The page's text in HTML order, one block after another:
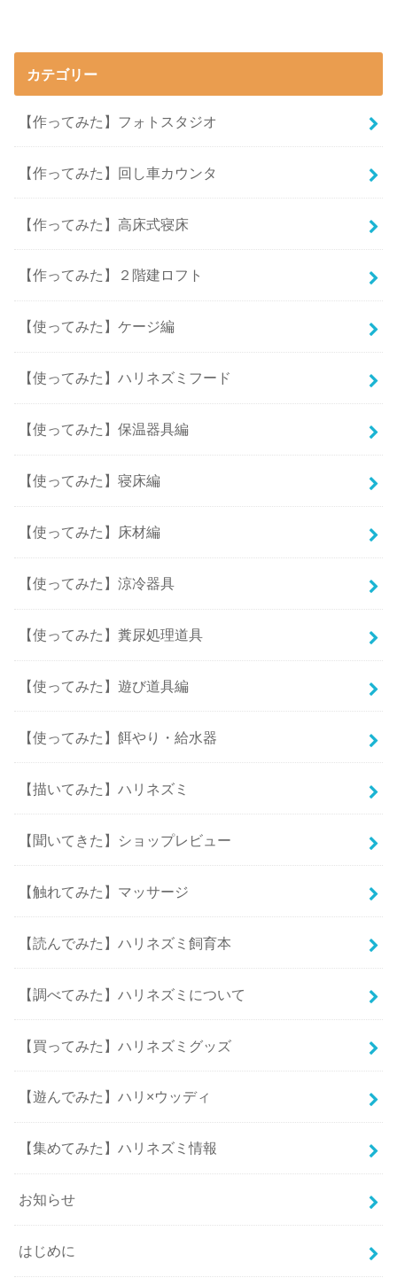
カテゴリー
【作ってみた】フォトスタジオ
【作ってみた】回し車カウンタ
【作ってみた】高床式寝床
【作ってみた】２階建ロフト
【使ってみた】ケージ編
【使ってみた】ハリネズミフード
【使ってみた】保温器具編
【使ってみた】寝床編
【使ってみた】床材編
【使ってみた】涼冷器具
【使ってみた】糞尿処理道具
【使ってみた】遊び道具編
【使ってみた】餌やり・給水器
【描いてみた】ハリネズミ
【聞いてきた】ショップレビュー
【触れてみた】マッサージ
【読んでみた】ハリネズミ飼育本
【調べてみた】ハリネズミについて
【買ってみた】ハリネズミグッズ
【遊んでみた】ハリ×ウッディ
【集めてみた】ハリネズミ情報
お知らせ
はじめに